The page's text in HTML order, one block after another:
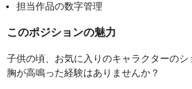
担当作品の数字管理
このポジションの魅力
子供の頃、お気に入りのキャラクターのシ
胸が高鳴った経験はありませんか？